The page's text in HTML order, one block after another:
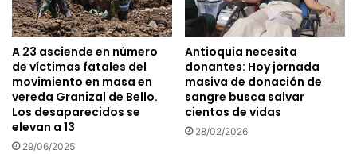
A 23 asciende en número
de víctimas fatales del
movimiento en masa en
vereda Granizal de Bello.
Los desaparecidos se
elevan a 13
29/06/2025
Antioquia necesita
donantes: Hoy jornada
masiva de donación de
sangre busca salvar
cientos de vidas
28/02/2026